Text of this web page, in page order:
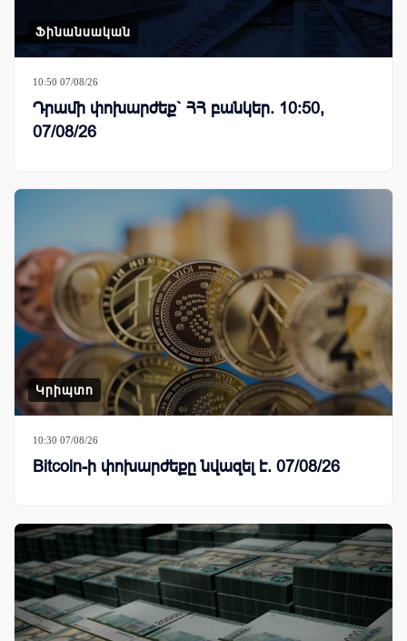
Ֆինանսական
10:50 07/08/26
Դրամի փոխարժեք` ՀՀ բանկեր. 10:50,
07/08/26
Կրիպտո
10:30 07/08/26
Bitcoin-ի փոխարժեքը նվազել է. 07/08/26